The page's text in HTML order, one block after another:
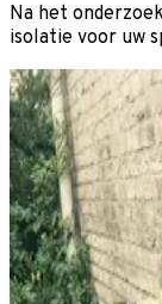
Na het
isolatie voor uw